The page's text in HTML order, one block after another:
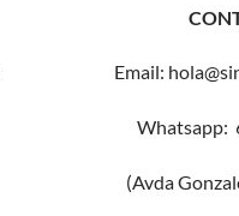
Email:
Whatsapp:
(Avda